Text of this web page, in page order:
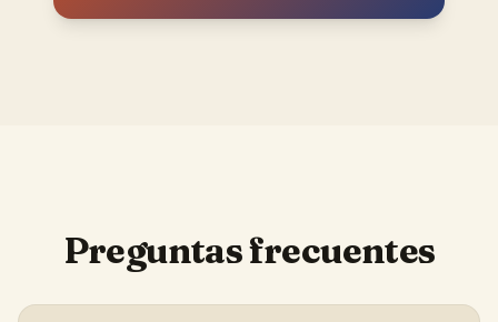
Preguntas frecuentes